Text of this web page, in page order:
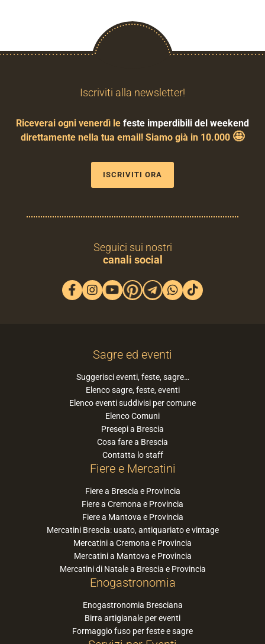
Iscriviti alla newsletter!
Riceverai ogni venerdì le feste imperdibili del weekend
direttamente nella tua email! Siamo già in 10.000 🤩
ISCRIVITI ORA
Seguici sui nostri
canali social
Sagre ed eventi
Suggerisci eventi, feste, sagre…
Elenco sagre, feste, eventi
Elenco eventi suddivisi per comune
Elenco Comuni
Presepi a Brescia
Cosa fare a Brescia
Contatta lo staff
Fiere e Mercatini
Fiere a Brescia e Provincia
Fiere a Cremona e Provincia
Fiere a Mantova e Provincia
Mercatini Brescia: usato, antiquariato e vintage
Mercatini a Cremona e Provincia
Mercatini a Mantova e Provincia
Mercatini di Natale a Brescia e Provincia
Enogastronomia
Enogastronomia Bresciana
Birra artigianale per eventi
Formaggio fuso per feste e sagre